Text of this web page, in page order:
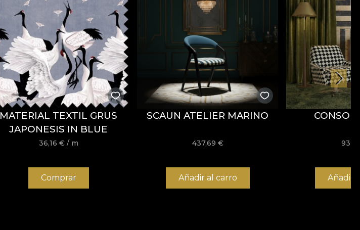
MATERIAL TEXTIL GRUS
JAPONESIS IN BLUE
36,16 € / m
Comprar
SCAUN ATELIER MARINO
437,69 €
Añadir al carro Añadir